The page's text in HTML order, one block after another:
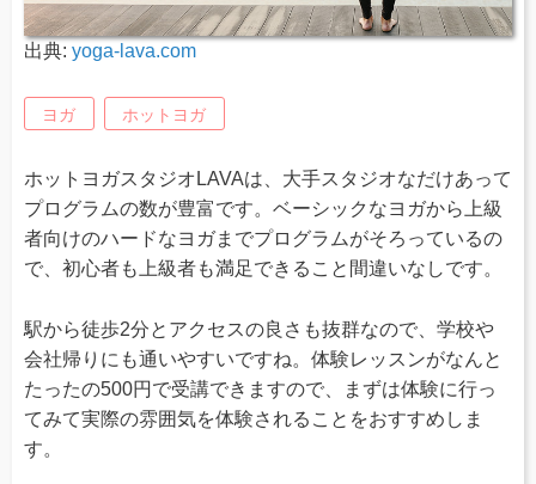
出典: yoga-lava.com
ヨガ ホットヨガ
ホットヨガスタジオLAVAは、大手スタジオなだけあって
プログラムの数が豊富です。ベーシックなヨガから上級
者向けのハードなヨガまでプログラムがそろっているの
で、初心者も上級者も満足できること間違いなしです。
駅から徒歩2分とアクセスの良さも抜群なので、学校や
会社帰りにも通いやすいですね。体験レッスンがなんと
たったの500円で受講できますので、まずは体験に行っ
てみて実際の雰囲気を体験されることをおすすめしま
す。